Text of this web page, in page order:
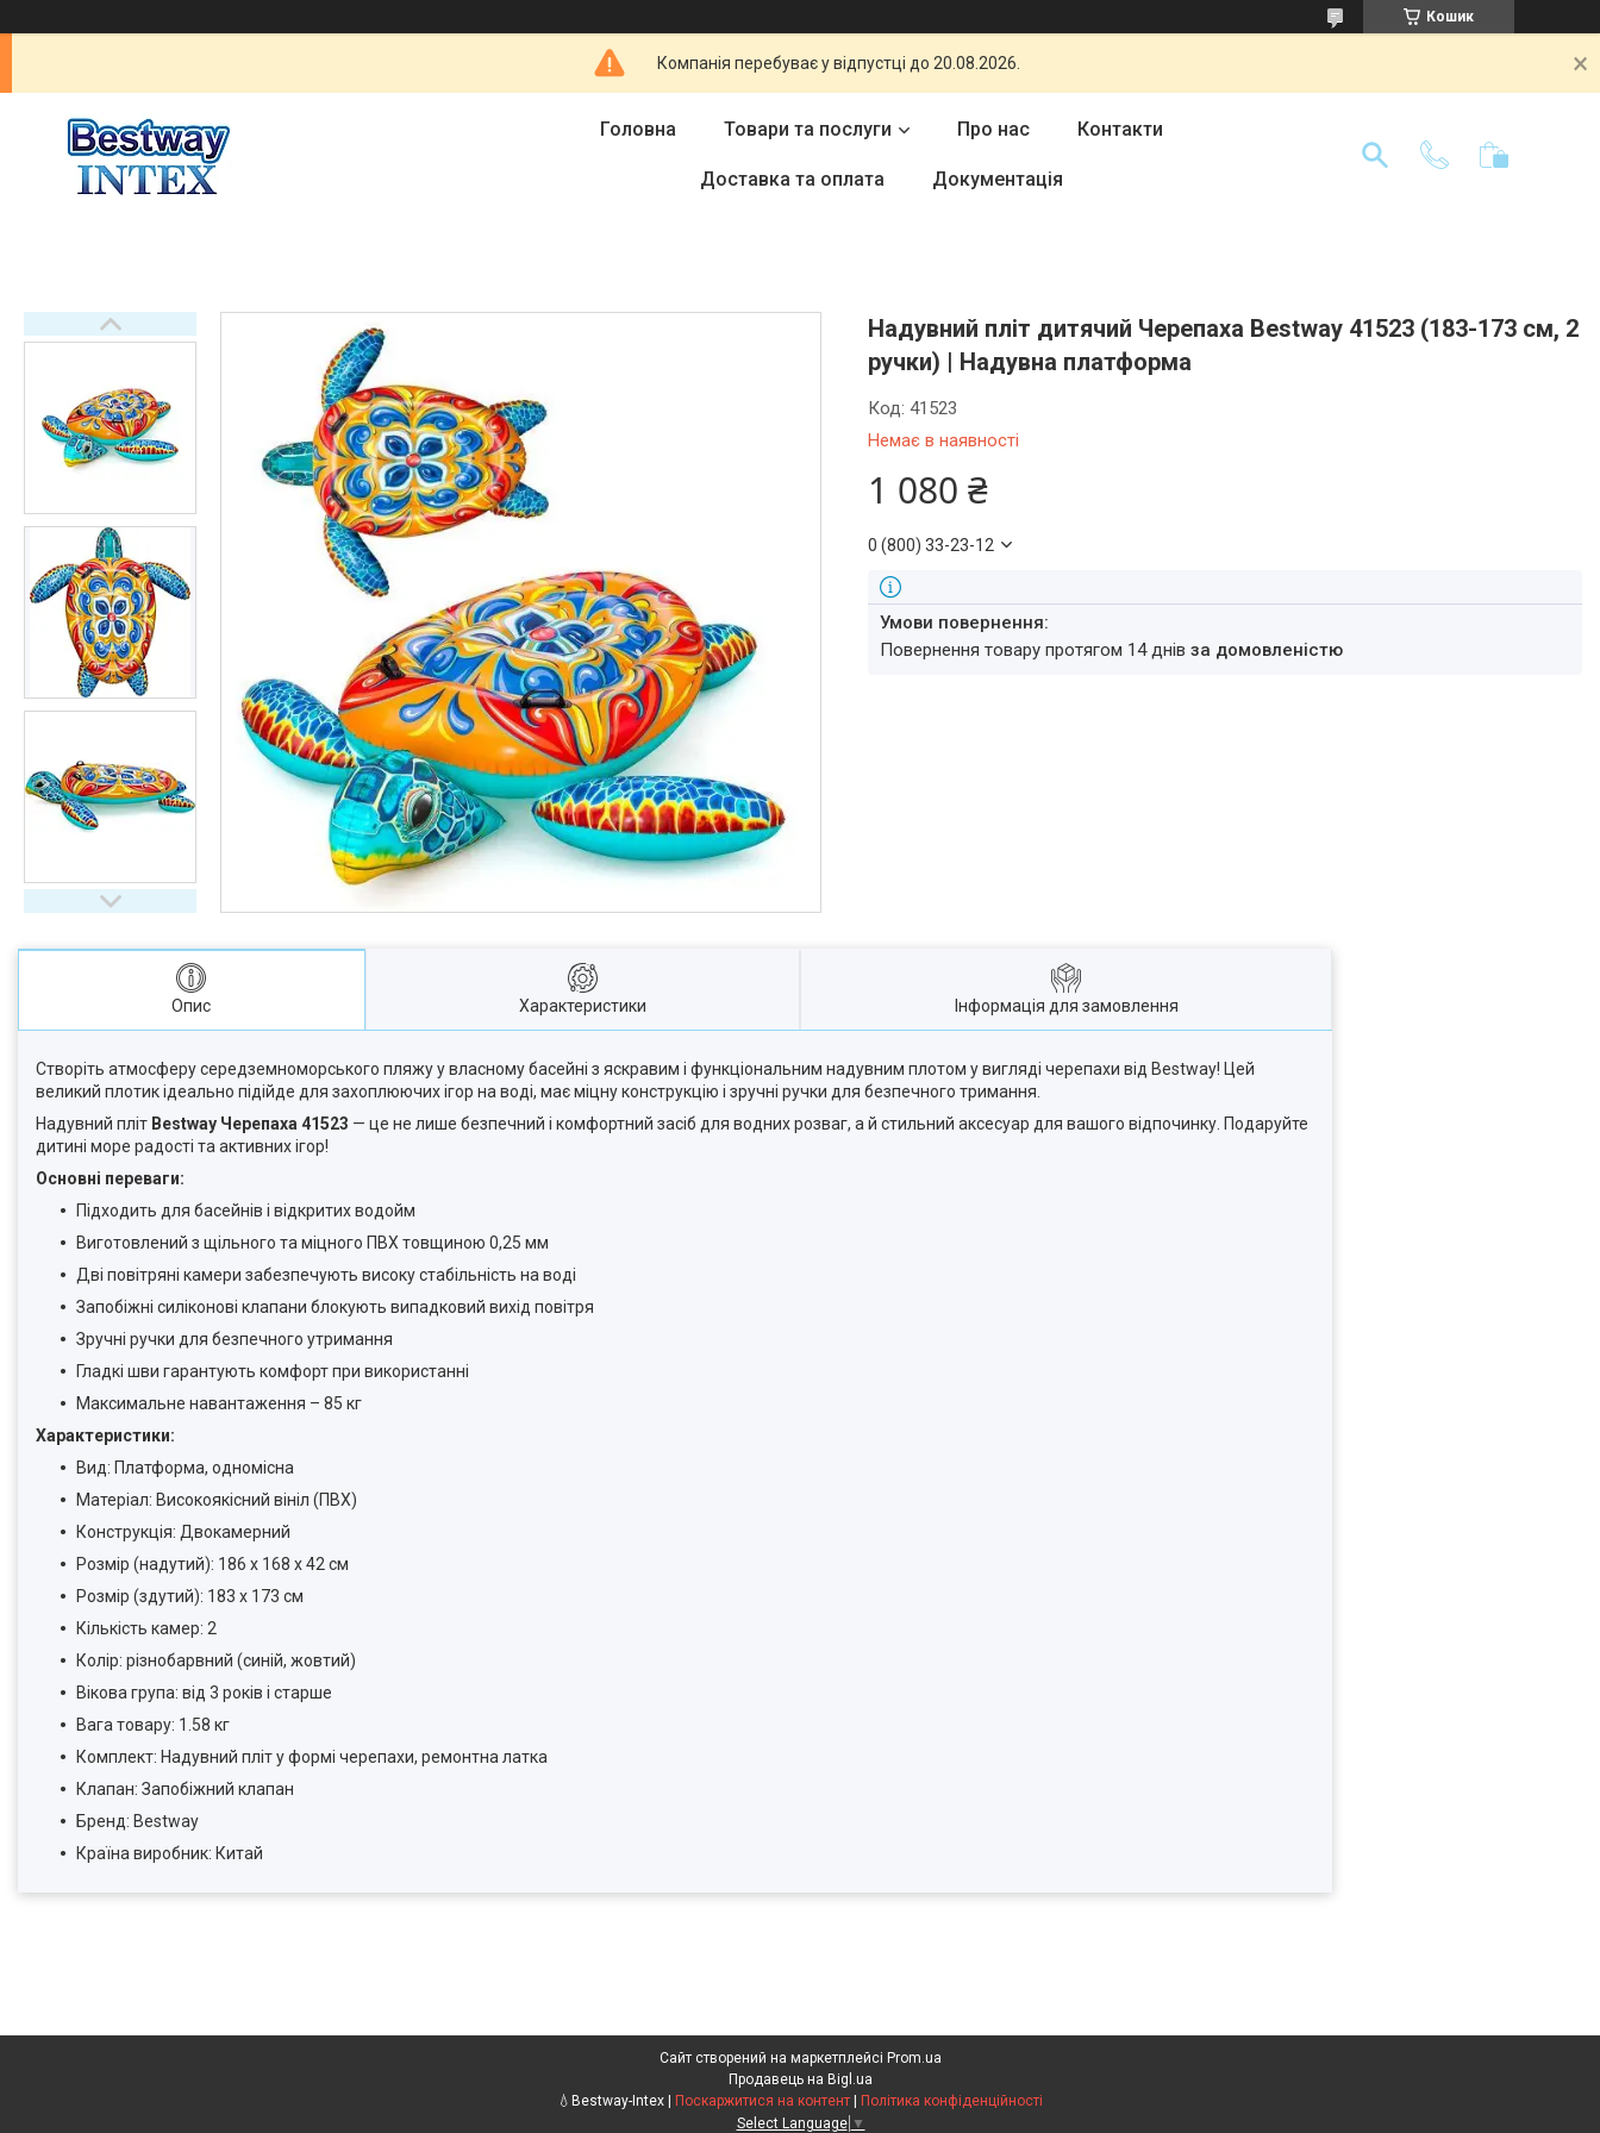
Кошик
Компанія перебуває у відпустці до 20.08.2026.
Головна Товари та послуги Про нас Контакти
Доставка та оплата Документація
Надувний пліт дитячий Черепаха Bestway 41523 (183-173 см, 2
ручки) | Надувна платформа
Немає в наявності
Код:41523
1 080 ₴
0 (800) 33-23-12
повернення товару протягом 14 днівза домовленістю
Опис Характеристики Інформація для замовлення
Створіть атмосферу середземноморського пляжу у власному басейні з яскравим і функціональним надувним плотом у вигляді черепахи від Bestway! Цей
великий плотик ідеально підійде для захоплюючих ігор на воді, має міцну конструкцію і зручні ручки для безпечного тримання.
Надувний пліт Bestway Черепаха 41523 — це не лише безпечний і комфортний засіб для водних розваг, а й стильний аксесуар для вашого відпочинку. Подаруйте
дитині море радості та активних ігор!
Основні переваги:
Підходить для басейнів і відкритих водойм
Виготовлений з щільного та міцного ПВХ товщиною 0,25 мм
Дві повітряні камери забезпечують високу стабільність на воді
Запобіжні силіконові клапани блокують випадковий вихід повітря
Зручні ручки для безпечного утримання
Гладкі шви гарантують комфорт при використанні
Максимальне навантаження – 85 кг
Характеристики:
Вид: Платформа, одномісна
Матеріал: Високоякісний вініл (ПВХ)
Конструкція: Двокамерний
Розмір (надутий): 186 х 168 х 42 см
Розмір (здутий): 183 х 173 см
Кількість камер: 2
Колір: різнобарвний (синій, жовтий)
Вікова група: від 3 років і старше
Вага товару: 1.58 кг
Комплект: Надувний пліт у формі черепахи, ремонтна латка
Клапан: Запобіжний клапан
Бренд: Bestway
Країна виробник: Китай
Сайт створений на маркетплейсі Prom.ua
Продавець на Bigl.ua
Поскаржитися на контент
Політика конфіденційності
Select Language ▼